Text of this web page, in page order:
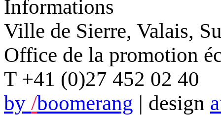
Informations
Ville de Sierre, Valais,
Office de la promotion
T +41 (0)27 452 02 40
by /boomerang | design